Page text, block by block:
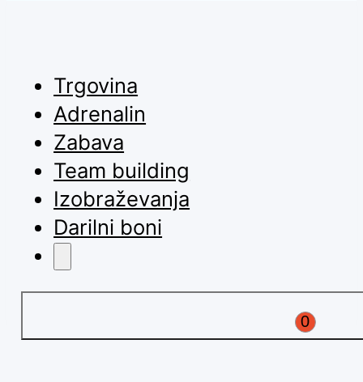
Trgovina
Adrenalin
Zabava
Team building
Izobraževanja
Darilni boni
0